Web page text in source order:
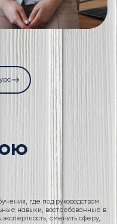
где под руководством
навыки, востребованные в
сменить сферу,